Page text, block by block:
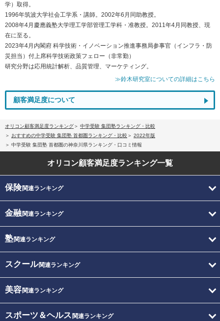
学）取得。
1996年筑波大学社会工学系・講師。2002年6月同助教授。
2008年4月慶應義塾大学理工学部管理工学科・准教授。2011年4月同教授、現
在に至る。
2023年4月内閣府 科学技術・イノベーション推進事務局参事官（インフラ・防
災担当）付上席科学技術政策フェロー（非常勤）
研究分野は応用統計解析、品質管理、マーケティング。
≫鈴木研究室についての詳細はこちら
顧客満足度について
オリコン顧客満足度ランキング
中学受験 集団塾ランキング・比較
おすすめの中学受験 集団塾 首都圏ランキング・比較
2022年版
中学受験 集団塾 首都圏の神奈川県ランキング・口コミ情報
オリコン顧客満足度ランキング一覧
保険関連ランキング
金融関連ランキング
塾関連ランキング
スクール関連ランキング
美容関連ランキング
スポーツ＆ヘルス 関連ランキング